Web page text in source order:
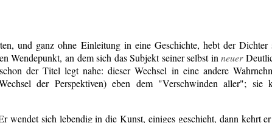
und ganz ohne Einleitung in eine Geschichte, hebt der Dichter
Wendepunkt, an dem sich das Subjekt seiner selbst inneuer
der Titel legt nahe: dieser Wechsel in eine andere
der Perspektiven) eben dem "Verschwinden aller"; sie
wendet sich lebendig in die Kunst, einiges geschieht, dann kehrt